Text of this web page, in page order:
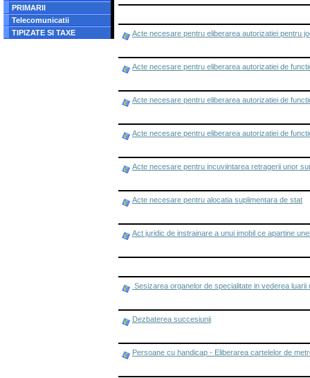
PRIMARII
Telecomunicatii
TIPIZATE SI TAXE
Acte necesare pentru eliberarea autorizatiei pentru
Acte necesare pentru eliberarea autorizatiei de
Acte necesare pentru eliberarea autorizatiei de
Acte necesare pentru eliberarea autorizatiei de
Acte necesare pentru incuviintarea retragerii unor
Acte necesare pentru alocatia suplimentara de stat
Act juridic de instrainare a unui imobil ce apartine
Sesizarea organelor de specialitate in vederea
Dezbaterea succesiunii
Persoane cu handicap - Eliberarea cartelelor de